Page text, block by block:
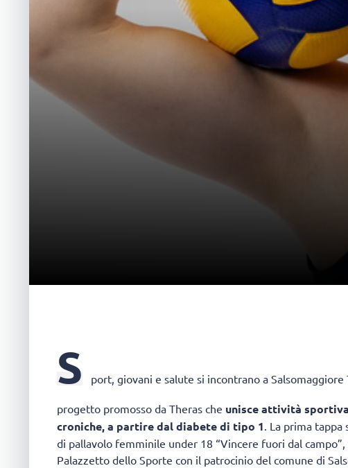
S port, giovani e salute si incontrano a Salsomaggiore
progetto promosso da Theras che unisce attività
croniche, a partire dal diabete di tipo 1 . La prima
di pallavolo femminile under 18 “Vincere fuori dal
Palazzetto dello Sporte con il patrocinio del comune di